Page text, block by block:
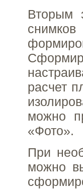
Вторым
расчет
можно
«Фото».
При
можно